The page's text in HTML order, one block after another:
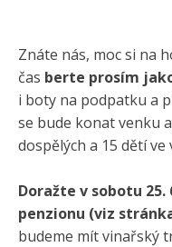
Znáte nás, moc si na
čas berte prosím
i boty na podpatku a
se bude konat venku
dospělých a 15 dětí ve
Doražte v sobotu 25.
penzionu (viz
budeme mít vinařský